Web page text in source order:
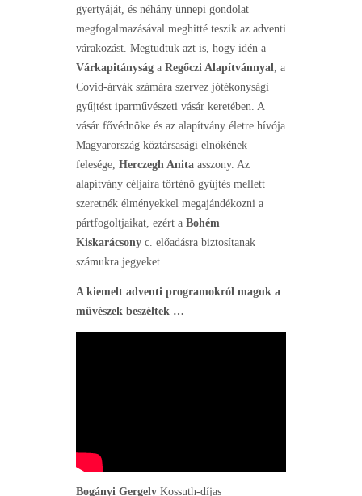
gyertyáját, és néhány ünnepi gondolat
megfogalmazásával meghitté teszik az adventi
várakozást. Megtudtuk azt is, hogy idén a
Várkapitányság a Regőczi Alapítvánnyal, a
Covid-árvák számára szervez jótékonysági
gyűjtést iparművészeti vásár keretében. A
vásár fővédnöke és az alapítvány életre hívója
Magyarország köztársasági elnökének
felesége, Herczegh Anita asszony. Az
alapítvány céljaira történő gyűjtés mellett
szeretnék élményekkel megajándékozni a
pártfogoltjaikat, ezért a Bohém
Kiskarácsony c. előadásra biztosítanak
számukra jegyeket.
A kiemelt adventi programokról maguk a
művészek beszéltek …
Bogányi Gergely Kossuth-díjas